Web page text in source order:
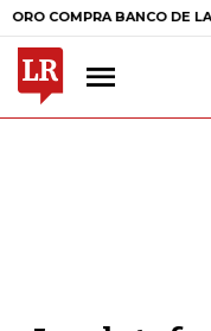
BANCO DE LA